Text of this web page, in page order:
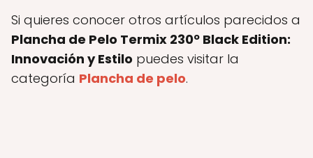
Si quieres conocer otros artículos parecidos a
Plancha de Pelo Termix 230º Black Edition:
Innovación y Estilo puedes visitar la
categoría Plancha de pelo.